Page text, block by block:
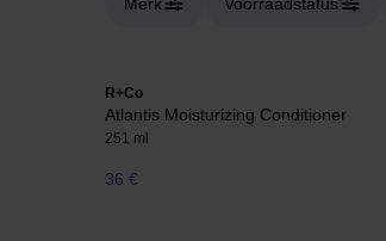
R+Co
Atlantis Moisturizing Conditioner
251 ml
36 €